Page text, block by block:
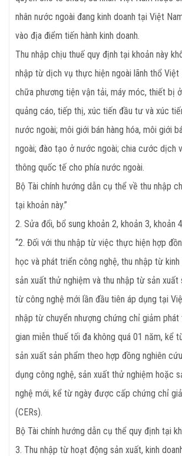
nhân nước ngoài đang kinh doanh tại Việt
vào địa điểm tiến hành kinh doanh.
Thu nhập chịu thuế quy định tại khoản này
nhập từ dịch vụ thực hiện ngoài lãnh thổ Việt
chữa phương tiện vận tải, máy móc, thiết bị
quảng cáo, tiếp thị, xúc tiến đầu tư và xúc
nước ngoài; môi giới bán hàng hóa, môi giới
ngoài; đào tạo ở nước ngoài; chia cước dịch
thông quốc tế cho phía nước ngoài.
Bộ Tài chính hướng dẫn cụ thể về thu nhập
tại khoản này.”
2. Sửa đổi, bổ sung khoản 2, khoản 3, khoản
“2. Đối với thu nhập từ việc thực hiện hợp
học và phát triển công nghệ, thu nhập từ kinh
sản xuất thử nghiệm và thu nhập từ sản xuất
từ công nghệ mới lần đầu tiên áp dụng tại
nhập từ chuyển nhượng chứng chỉ giảm phát
gian miễn thuế tối đa không quá 01 năm, kể
sản xuất sản phẩm theo hợp đồng nghiên
dụng công nghệ, sản xuất thử nghiệm hoặc
nghệ mới, kể từ ngày được cấp chứng chỉ
(CERs).
Bộ Tài chính hướng dẫn cụ thể quy định tại
3. Thu nhập từ hoạt động sản xuất, kinh